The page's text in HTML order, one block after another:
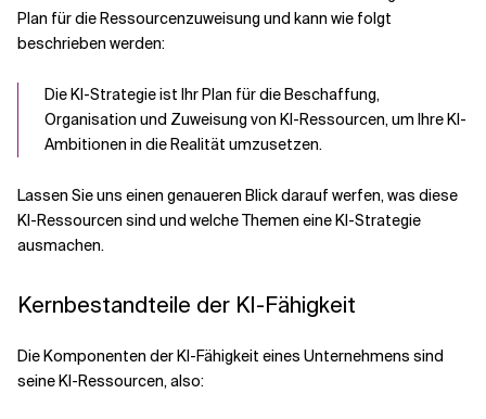
Plan für die Ressourcenzuweisung und kann wie folgt
beschrieben werden:
Die KI-Strategie ist Ihr Plan für die Beschaffung,
Organisation und Zuweisung von KI-Ressourcen, um Ihre KI-
Ambitionen in die Realität umzusetzen.
Lassen Sie uns einen genaueren Blick darauf werfen, was diese
KI-Ressourcen sind und welche Themen eine KI-Strategie
ausmachen.
Kernbestandteile der KI-Fähigkeit
Die Komponenten der KI-Fähigkeit eines Unternehmens sind
seine KI-Ressourcen, also: